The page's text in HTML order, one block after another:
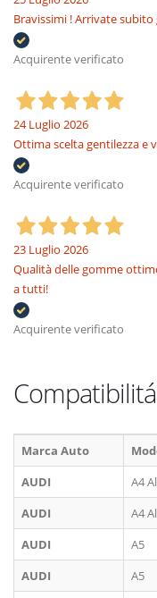
Bravissimi ! Arrivate
Acquirente verificato
24 Luglio 2026
Ottima scelta gentilezza e
Acquirente verificato
23 Luglio 2026
Qualità delle gomme
a tutti!
Acquirente verificato
Marca Auto
AUDI
A4
AUDI
A4
AUDI
A5
AUDI
A5